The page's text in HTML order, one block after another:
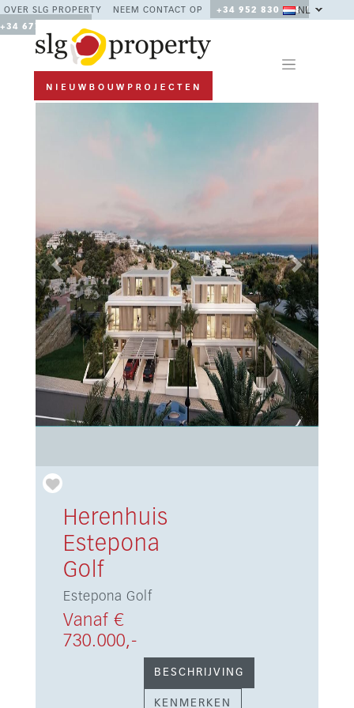
OVER SLG PROPERTY NEEM CONTACT OP
+34 952 830 378 /
+34 677 670 480
NL
Previous Next
Herenhuis
Estepona
Golf
Estepona Golf
Vanaf €
730.000,-
BESCHRIJVING
KENMERKEN